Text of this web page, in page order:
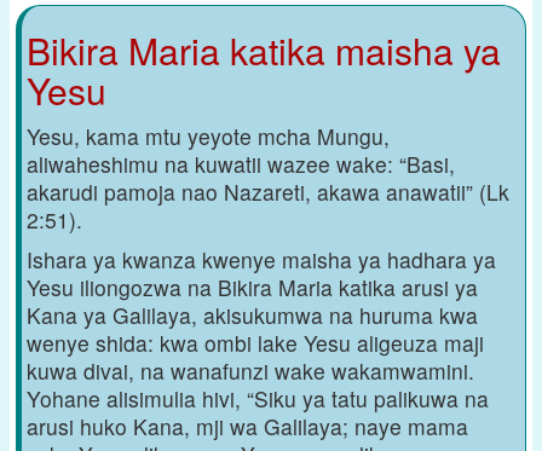
Bikira Maria katika maisha ya
Yesu
Yesu, kama mtu yeyote mcha Mungu,
aliwaheshimu na kuwatii wazee wake: “Basi,
akarudi pamoja nao Nazareti, akawa anawatii” (Lk
2:51).
Ishara ya kwanza kwenye maisha ya hadhara ya
Yesu iliongozwa na Bikira Maria katika arusi ya
Kana ya Galilaya, akisukumwa na huruma kwa
wenye shida: kwa ombi lake Yesu aligeuza maji
kuwa divai, na wanafunzi wake wakamwamini.
Yohane alisimulia hivi, “Siku ya tatu palikuwa na
arusi huko Kana, mji wa Galilaya; naye mama